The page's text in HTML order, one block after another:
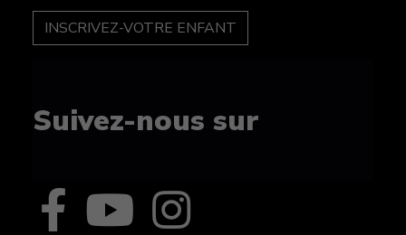
INSCRIPTION
Suivez-nous sur